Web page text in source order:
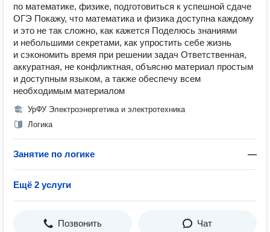
по математике, физике, подготовиться к успешной сдаче
ОГЭ Покажу, что математика и физика доступна каждому
и это не так сложно, как кажется Поделюсь знаниями
и небольшими секретами, как упростить себе жизнь
и сэкономить время при решении задач Ответственная,
аккуратная, не конфликтная, объясню материал простым
и доступным языком, а также обеспечу всем
необходимым материалом
УрФУ Электроэнергетика и электротехника
Логика
Занятие по логике —
Ещё 2 услуги
Позвонить Чат